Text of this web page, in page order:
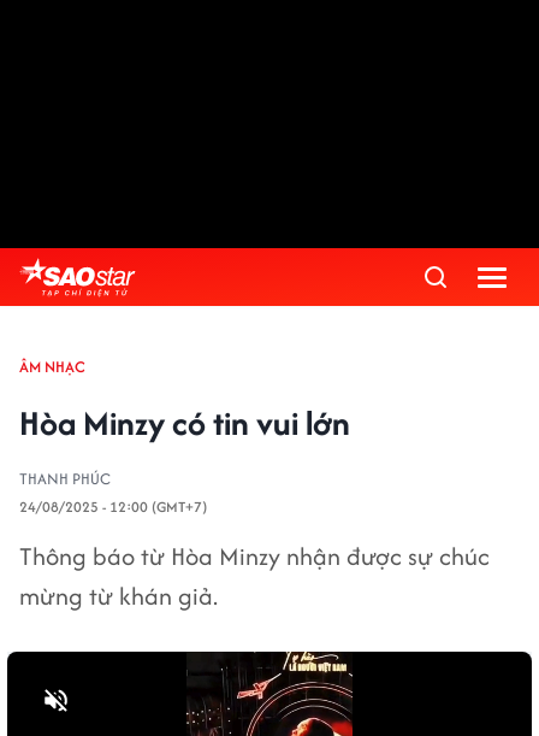
ÂM NHẠC
Hòa Minzy có tin vui lớn
THANH PHÚC
24/08/2025 - 12:00 (GMT+7)
Thông báo từ Hòa Minzy nhận được sự chúc
mừng từ khán giả.